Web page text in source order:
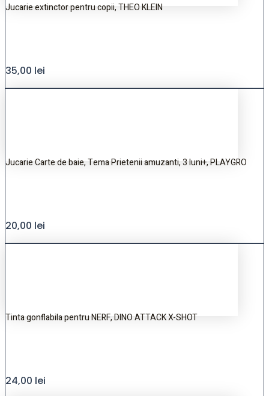
Jucarie extinctor pentru copii, THEO KLEIN
35,00 lei
Jucarie Carte de baie, Tema Prietenii amuzanti, 3 luni+, PLAYGRO
20,00 lei
Tinta gonflabila pentru NERF, DINO ATTACK X-SHOT
24,00 lei